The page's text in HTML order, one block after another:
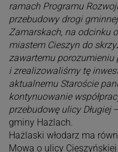
ramach Programu
przebudowy drogi
Zamarskach, na odcinku
miastem Cieszyn do
zawartemu porozumieniu
i zrealizowaliśmy tę
aktualnemu Staroście
kontynuowanie
przebudowę ulicy Długiej–
gminy Hażlach.
Hażlaski włodarz ma
Mowa o ulicy